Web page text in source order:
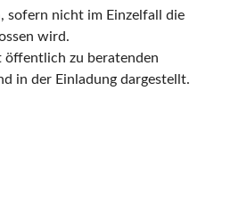
sofern nicht im Einzelfall die
wird.
öffentlich zu beratenden
in der Einladung dargestellt.